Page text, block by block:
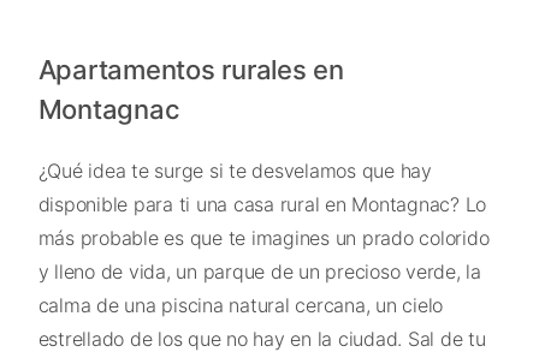
Apartamentos rurales en
Montagnac
¿Qué idea te surge si te desvelamos que hay
disponible para ti una casa rural en Montagnac? Lo
más probable es que te imagines un prado colorido
y lleno de vida, un parque de un precioso verde, la
calma de una piscina natural cercana, un cielo
estrellado de los que no hay en la ciudad. Sal de tu